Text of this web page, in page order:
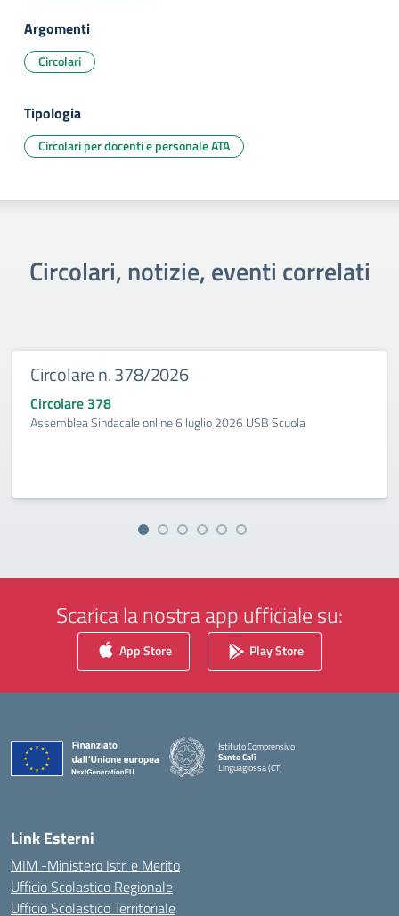
Argomenti
Circolari
Tipologia
Circolari per docenti e personale ATA
Circolari, notizie, eventi correlati
Circolare n. 378/2026
Circolare 378
Assemblea Sindacale online 6 luglio 2026 USB Scuola
Scarica la nostra app ufficiale su:
App Store Play Store
Istituto Comprensivo
Santo Calì
Linguaglossa (CT)
— Visita la pagina iniziale della scuola
Link Esterni
MIM -Ministero Istr. e Merito
Ufficio Scolastico Regionale
Ufficio Scolastico Territoriale